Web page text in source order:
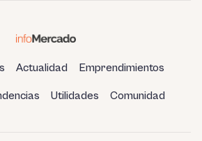
Actualidad Emprendimientos
Utilidades Comunidad